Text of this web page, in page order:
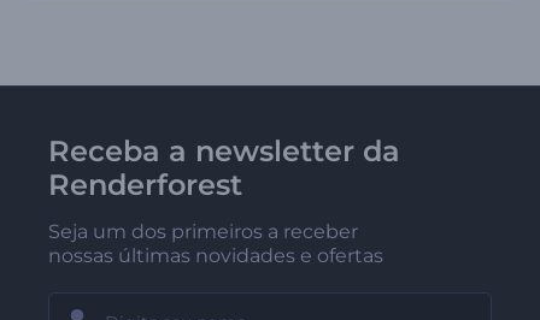
Receba a newsletter da
Renderforest
Seja um dos primeiros a receber
nossas últimas novidades e ofertas